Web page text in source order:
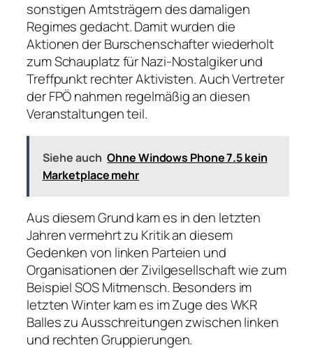
sonstigen Amtsträgern des damaligen
Regimes gedacht. Damit wurden die
Aktionen der Burschenschafter wiederholt
zum Schauplatz für Nazi-Nostalgiker und
Treffpunkt rechter Aktivisten. Auch Vertreter
der FPÖ nahmen regelmäßig an diesen
Veranstaltungen teil.
Siehe auch Ohne Windows Phone 7.5 kein
Marketplace mehr
Aus diesem Grund kam es in den letzten
Jahren vermehrt zu Kritik an diesem
Gedenken von linken Parteien und
Organisationen der Zivilgesellschaft wie zum
Beispiel SOS Mitmensch. Besonders im
letzten Winter kam es im Zuge des WKR
Balles zu Ausschreitungen zwischen linken
und rechten Gruppierungen.